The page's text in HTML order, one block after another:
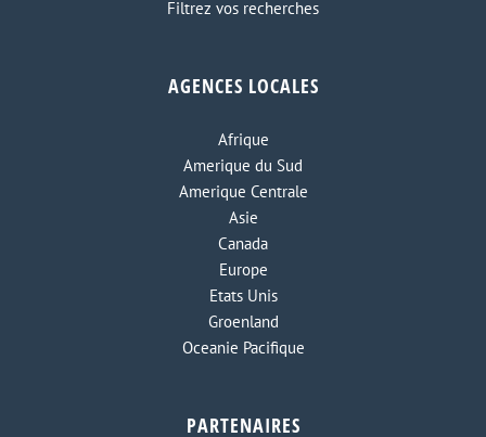
Filtrez vos recherches
AGENCES LOCALES
Afrique
Amerique du Sud
Amerique Centrale
Asie
Canada
Europe
Etats Unis
Groenland
Oceanie Pacifique
PARTENAIRES